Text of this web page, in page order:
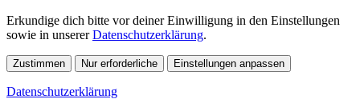
Erkundige dich bitte vor deiner Einwilligung in den Einstellungen
sowie in unsererDatenschutzerklärung.
Zustimmen Nur erforderliche Einstellungen anpassen
Datenschutzerklärung